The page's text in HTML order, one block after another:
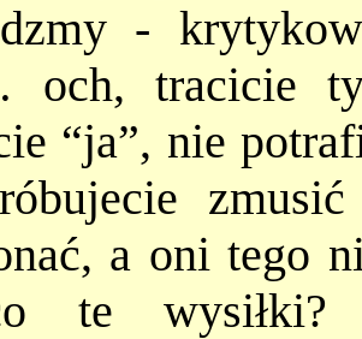
-
och, tracicie
“ja”, nie
a oni tego
te wysiłki?